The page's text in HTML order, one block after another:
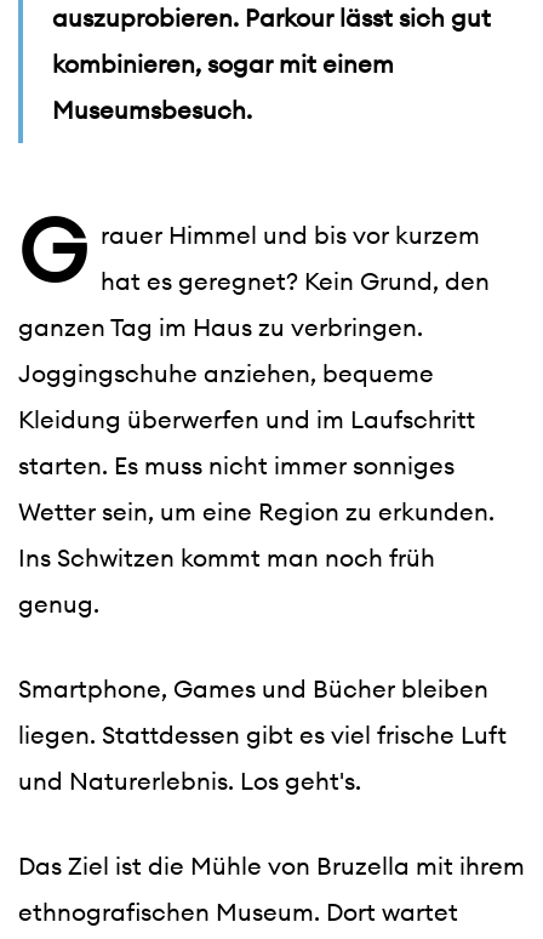
auszuprobieren. Parkour lässt sich gut
kombinieren, sogar mit einem
Museumsbesuch.
G rauer Himmel und bis vor kurzem
hat es geregnet? Kein Grund, den
ganzen Tag im Haus zu verbringen.
Joggingschuhe anziehen, bequeme
Kleidung überwerfen und im Laufschritt
starten. Es muss nicht immer sonniges
Wetter sein, um eine Region zu erkunden.
Ins Schwitzen kommt man noch früh
genug.
Smartphone, Games und Bücher bleiben
liegen. Stattdessen gibt es viel frische Luft
und Naturerlebnis. Los geht's.
Das Ziel ist die Mühle von Bruzella mit ihrem
ethnografischen Museum. Dort wartet